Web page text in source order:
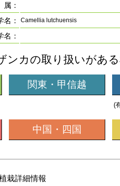
属：
名：
Camellia lutchuensis
名：
ンカの取り扱いがあ
関東・甲信越
(
中国・四国
栽詳細情報